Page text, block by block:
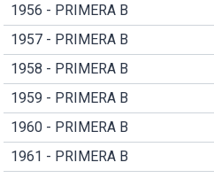
1956 - PRIMERA B
1957 - PRIMERA B
1958 - PRIMERA B
1959 - PRIMERA B
1960 - PRIMERA B
1961 - PRIMERA B